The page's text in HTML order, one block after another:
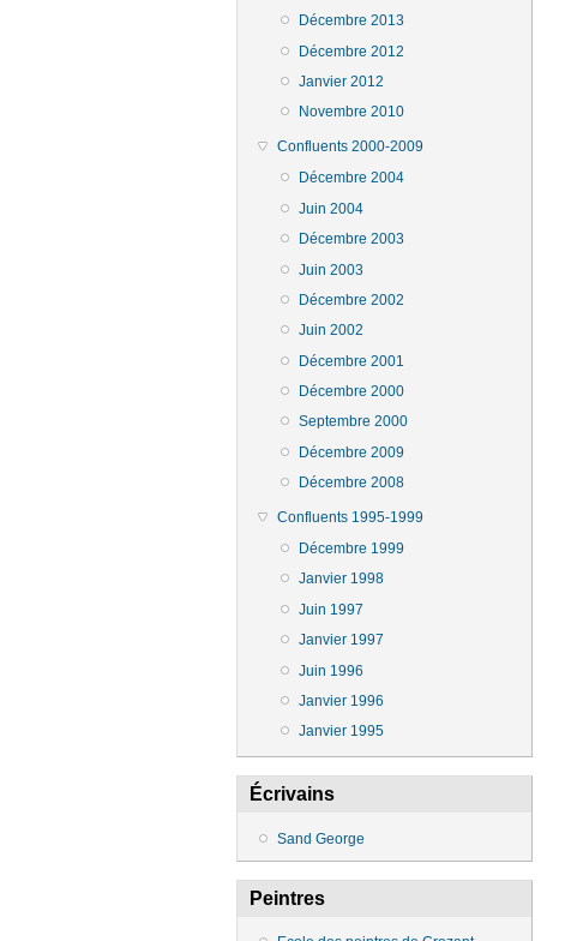
Décembre 2013
Décembre 2012
Janvier 2012
Novembre 2010
Confluents 2000-2009
Décembre 2004
Juin 2004
Décembre 2003
Juin 2003
Décembre 2002
Juin 2002
Décembre 2001
Décembre 2000
Septembre 2000
Décembre 2009
Décembre 2008
Confluents 1995-1999
Décembre 1999
Janvier 1998
Juin 1997
Janvier 1997
Juin 1996
Janvier 1996
Janvier 1995
Écrivains
Sand George
Peintres